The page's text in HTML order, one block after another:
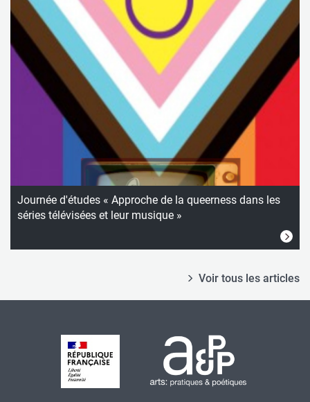
Journée d'études « Approche de la queerness dans les
séries télévisées et leur musique »
Voir tous les articles